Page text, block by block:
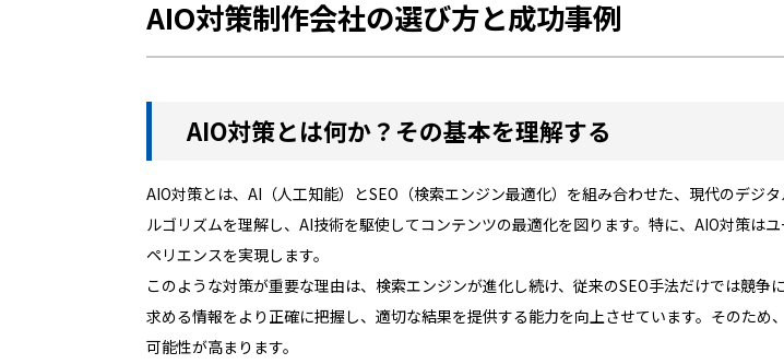
AIO対策制作会社の選び方と成功事例
AIO対策とは何か？その基本を理解する
AIO対策とは、AI（人工知能）とSEO（検索エンジン最適化）を組み合わせた、現代のデジ
ルゴリズムを理解し、AI技術を駆使してコンテンツの最適化を図ります。特に、AIO対策は
ペリエンスを実現します。
このような対策が重要な理由は、検索エンジンが進化し続け、従来のSEO手法だけでは競
求める情報をより正確に把握し、適切な結果を提供する能力を向上させています。そのた
可能性が高まります。